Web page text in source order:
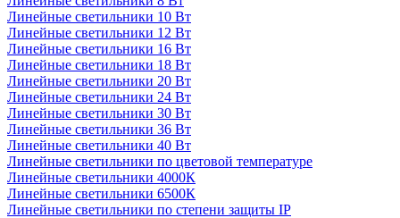
Линейные светильники 10 Вт
Линейные светильники 12 Вт
Линейные светильники 16 Вт
Линейные светильники 18 Вт
Линейные светильники 20 Вт
Линейные светильники 24 Вт
Линейные светильники 30 Вт
Линейные светильники 36 Вт
Линейные светильники 40 Вт
Линейные светильники по цветовой температуре
Линейные светильники 4000К
Линейные светильники 6500К
Линейные светильники по степени защиты IP